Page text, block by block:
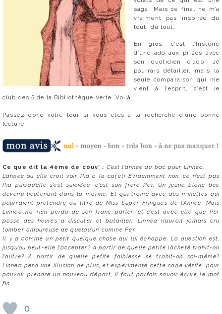
saga. Mais ce final ne m’a
vraiment pas inspirée du
tout, du tout.
En gros, c’est l’histoire
d’une ado aux prises avec
son quotidien d’ado. Je
pourrais détailler, mais la
seule comparaison qui me
vient à l’esprit, c’est le
club des 5 de la Bibliothèque Verte. Voilà.
Passez donc votre tour si vous êtes à la recherche d’une bonne
lecture !
Ce que dit la 4ème de couv’ : C’est l’année du bac pour Linnea.
L’année où elle croit voir Pia à la cafèt! Evidemment non, ce n’est pas
Pia puisqu’elle s’est suicidée, c’est son frère Per. Un jeune blanc-bec
devenu lieutenant dans la marine. Et qui traîne avec des minettes qui
pourraient prétendre au titre de Miss Super Fringues de l’Année. Mais
Linnea n’a rien perdu de son franc-parler, et c’est avec elle que Per
passe des heures à discuter et batailler… Linnea n’aurait jamais cru
tomber amoureuse de quelqu’un comme Per.
Il y a comme un petit quelque chose qui lui échappe. La question est:
jusqu’où peut-elle l’accepter? A partir de quelle petite lâcheté trahit-on
l’autre? A partir de quelle petite faiblesse se trahit-on soi-même?
Linnea perd une illusion de plus, et expérimente cette sage vérité: pour
pouvoir prendre un nouveau départ, il faut parfois savoir écrire le mot
fin.
0